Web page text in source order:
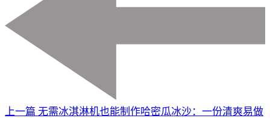
上一篇 无需冰淇淋机也能制作哈密瓜冰沙：一份清爽易做